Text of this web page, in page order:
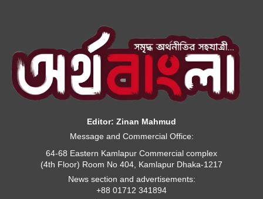
Editor: Zinan Mahmud
Message and Commercial Office:
64-68 Eastern Kamlapur Commercial complex
(4th Floor) Room No 404, Kamlapur Dhaka-1217
News section and advertisements:
+88 01712 341894